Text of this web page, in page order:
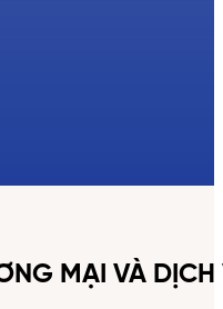
MẠI VÀ DỊCH